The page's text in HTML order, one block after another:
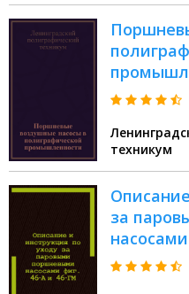
детали
в)
г)
техникум
за